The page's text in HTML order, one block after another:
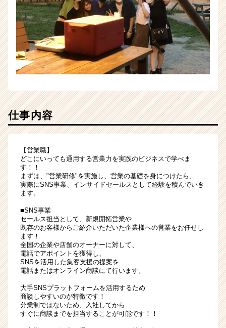
仕事内容
【営業職】
どこにいっても通用する営業力を実践のビジネスで学べま
す！！
まずは、"営業研修"を実施し、営業の基礎を身につけたら、
実際にSNS事業、インサイドセールスとして経験を積んでいき
ます。
■SNS事業
セールス担当として、新規開拓営業や
既存のお客様からご紹介いただいた企業様への営業をお任せし
ます！
全国の企業や店舗のオーナーに対して、
電話でアポイントを獲得し、
SNSを活用した集客支援の提案を
電話またはオンライン商談にて行います。
大手SNSプラットフォームを活用するため
商談しやすいのが特徴です！
分業制ではないため、入社してから
すぐに商談までを担当することが可能です！！